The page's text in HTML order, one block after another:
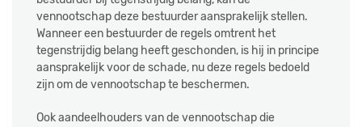
vennootschap deze bestuurder aansprakelijk stellen.
Wanneer een bestuurder de regels omtrent het
tegenstrijdig belang heeft geschonden, is hij in principe
aansprakelijk voor de schade, nu deze regels bedoeld
zijn om de vennootschap te beschermen.
Ook aandeelhouders van de vennootschap die